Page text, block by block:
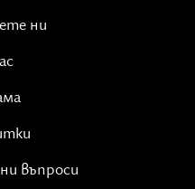
ни
въпроси